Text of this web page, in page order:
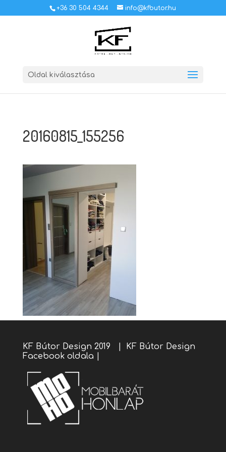
+36 30 504 4344 info@kfbutor.hu
Oldal kiválasztása
20160815_155256
KF Bútor Design 2019 |
KF Bútor Design
Facebook oldala